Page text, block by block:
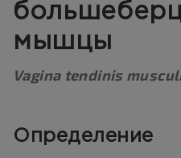
мышцы
Vagina tendinis
Определение